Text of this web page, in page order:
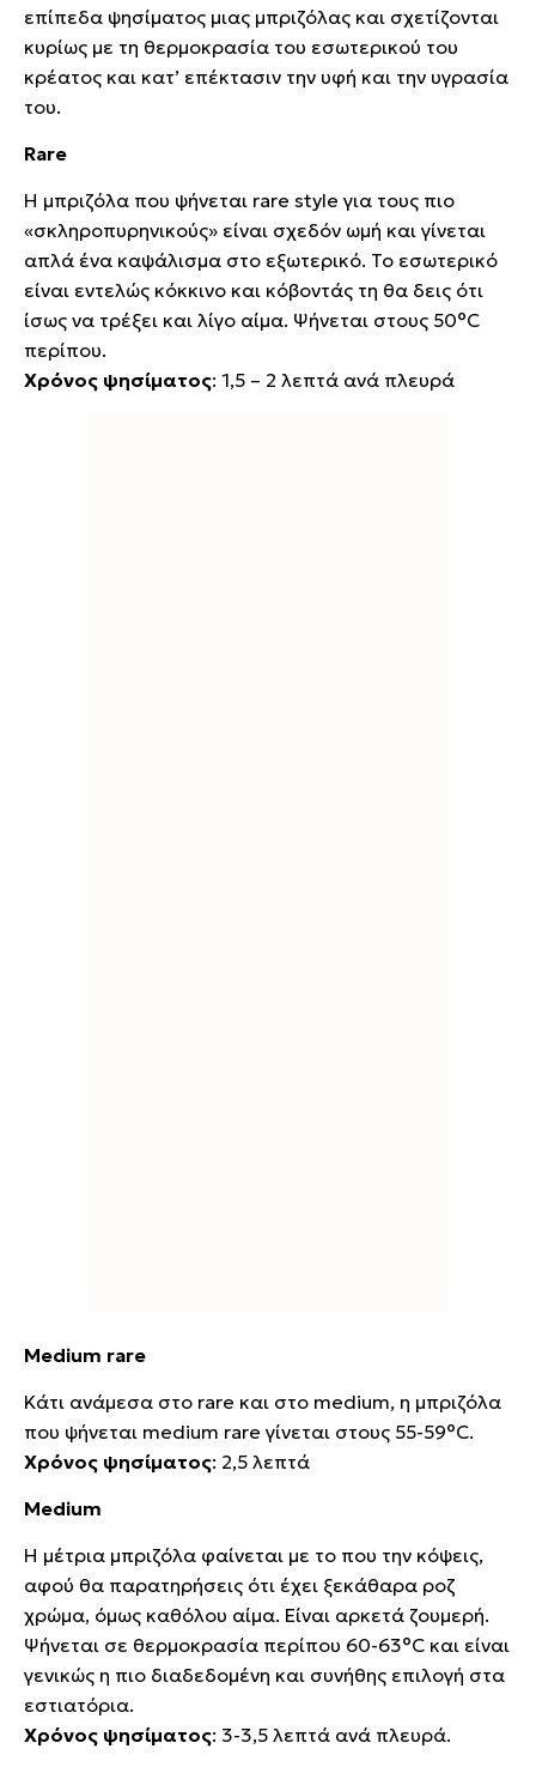
επίπεδα ψησίματος μιας μπριζόλας και σχετίζονται
κυρίως με τη θερμοκρασία του εσωτερικού του
κρέατος και κατ’ επέκτασιν την υφή και την υγρασία
του.
Rare
Η μπριζόλα που ψήνεται rare style για τους πιο
«σκληροπυρηνικούς» είναι σχεδόν ωμή και γίνεται
απλά ένα καψάλισμα στο εξωτερικό. Το εσωτερικό
είναι εντελώς κόκκινο και κόβοντάς τη θα δεις ότι
ίσως να τρέξει και λίγο αίμα. Ψήνεται στους 50°C
περίπου.
Χρόνος ψησίματος: 1,5 – 2 λεπτά ανά πλευρά
Medium rare
Κάτι ανάμεσα στο rare και στο medium, η μπριζόλα
που ψήνεται medium rare γίνεται στους 55-59°C.
Χρόνος ψησίματος: 2,5 λεπτά
Medium
Η μέτρια μπριζόλα φαίνεται με το που την κόψεις,
αφού θα παρατηρήσεις ότι έχει ξεκάθαρα ροζ
χρώμα, όμως καθόλου αίμα. Είναι αρκετά ζουμερή.
Ψήνεται σε θερμοκρασία περίπου 60-63°C και είναι
γενικώς η πιο διαδεδομένη και συνήθης επιλογή στα
εστιατόρια.
Χρόνος ψησίματος: 3-3,5 λεπτά ανά πλευρά.